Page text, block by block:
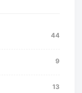
44
9
13